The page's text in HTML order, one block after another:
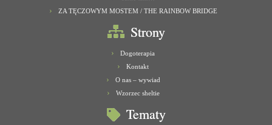
ZA TĘCZOWYM MOSTEM / THE RAINBOW BRIDGE
Strony
Dogoterapia
Kontakt
O nas – wywiad
Wzorzec sheltie
Tematy